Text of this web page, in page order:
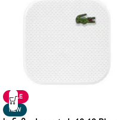
SALE
NEW